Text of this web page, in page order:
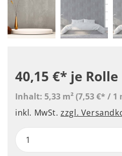
40,15 €* je Rolle
Inhalt: 5,33 m²(7,53 €* / 1
inkl. MwSt.zzgl.